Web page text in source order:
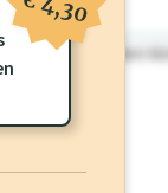
nicht einsehen